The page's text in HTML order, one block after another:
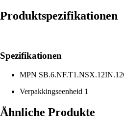
Produktspezifikationen
Spezifikationen
MPN
Verpakkingseenheid 1
Ähnliche Produkte